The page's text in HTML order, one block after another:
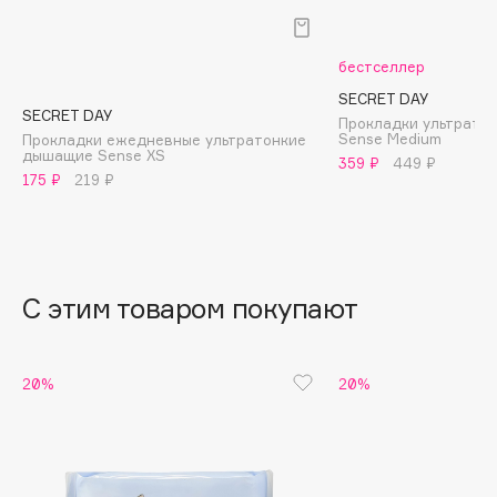
Balmain Hair Couture
Banderas
Basicare
Beautyblades
НОВИНКА
Bebble
Bioderma
SECRET DAY
Прокладки ежедневные ультратонкие
дышащие Sense XS
175 ₽
219 ₽
бестселлер
SECRET DAY
Прокладки
Sense Medium
359 ₽
449 ₽
С этим товаром покупают
20% 20%